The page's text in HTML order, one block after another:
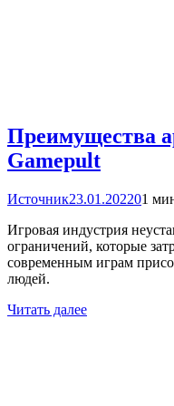
Преимущества
Gamepult
Источник23.01.202201
Игровая индустрия
ограничений, которые
современным играм
людей.
Читать далее